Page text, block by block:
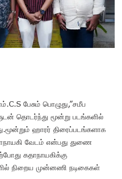
பேசும் பொழுது,”சமீப
தொடர்ந்து மூன்று படங்களில்
ஹாரர் திரைப்படங்களாக
வேடம் என்பது துணை
கதாநாயகிக்கு
நிறைய முன்னணி நடிகைகள்